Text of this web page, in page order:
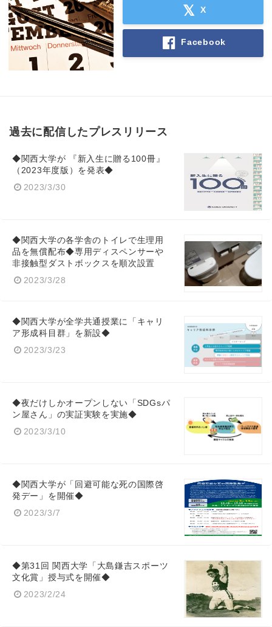
X
Facebook
過去に配信したプレスリリース
◆関西大学が 『新入生に贈る100冊』
（2023年度版）を発表◆
2023/3/30
◆関西大学の各学舎のトイレで生理用
品を無償配布◆専用ディスペンサーや
非接触型ダストボックスを順次設置
2023/3/28
◆関西大学が全学共通授業に「キャリ
ア形成科目群」を新設◆
2023/3/23
◆夜だけしかオープンしない「SDGsパ
ン屋さん」の実証実験を実施◆
2023/3/10
◆関西大学が「回避可能な死の国際啓
発デー」を開催◆
2023/3/7
◆第31回 関西大学「大島鎌吉スポーツ
文化賞」授与式を開催◆
2023/2/24
English